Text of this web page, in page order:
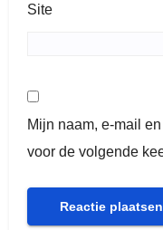
Site
Mijn naam, e-mail
voor de volgende